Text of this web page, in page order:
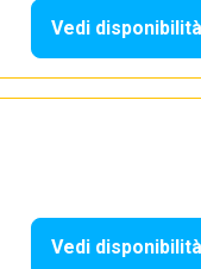
Vedi disponibilità
Vedi disponibilità